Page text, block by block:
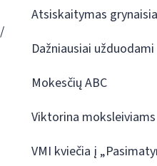
Atsiskaitymas
Dažniausiai
Mokesčių ABC
Viktorina moksleiviams
VMI kviečia į